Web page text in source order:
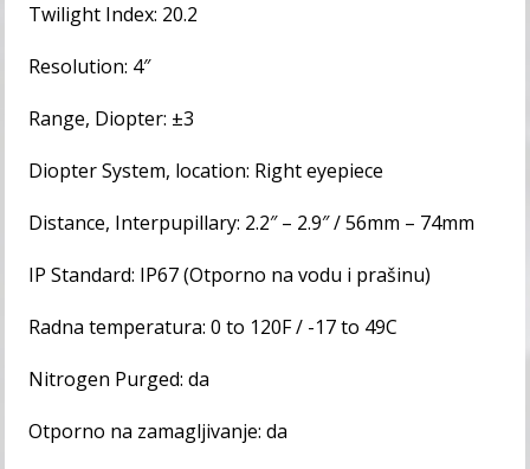
Twilight Index: 20.2
Resolution: 4″
Range, Diopter: ±3
Diopter System, location: Right eyepiece
Distance, Interpupillary: 2.2″ – 2.9″ / 56mm – 74mm
IP Standard: IP67 (Otporno na vodu i prašinu)
Radna temperatura: 0 to 120F / -17 to 49C
Nitrogen Purged: da
Otporno na zamagljivanje: da